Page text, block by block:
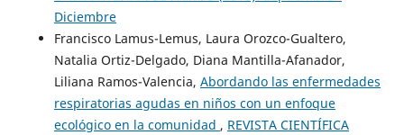
Diciembre
Francisco Lamus-Lemus, Laura Orozco-Gualtero,
Natalia Ortiz-Delgado, Diana Mantilla-Afanador,
Liliana Ramos-Valencia, Abordando las enfermedades
respiratorias agudas en niños con un enfoque
ecológico en la comunidad , REVISTA CIENTÍFICA